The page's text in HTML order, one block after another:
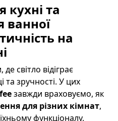
кухні та
ванної
на
світло відіграє
та зручності. У цих
завжди враховуємо, як
для різних кімнат,
функціоналу.